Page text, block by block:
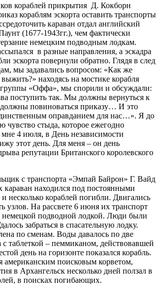
кораблей прикрытия Д. Кокборн
кораблям эскорта оставить транспорты
караван отдал английский
(1677-1943гг.), чем фактически
немецким подводным лодкам.
в разные направления, а эскадра
эскорта повернули обратно. Глядя в след
мы задавались вопросом: «Как же
находясь на мостике корабля
«Оффа», мы спорили и обсуждали:
поступить так. Мы должны вернуться к
повиноваться приказу… И это
оправданием для нас…». Я до
чувство стыда, которое ежегодно
мне 4 июля, в День независимости
этот день. Для меня – он день
репутации Британского королевского
с транспорта «Эмпай Байрон» Г. Вайд
караван находился под постоянными
и несколько кораблей погибли. Двигались
узлов. На рассвете 6 июня их транспорт
немецкой подводной лодкой. Люди были
забраться в спасательную лодку.
по сменам. Воды давалось по две
с таблеткой – пеммиканом, действовавшей
день на горизонте показался корабль.
американским поисковым корветом,
в Архангельск несколько дней ползал в
в поисках погибающих.